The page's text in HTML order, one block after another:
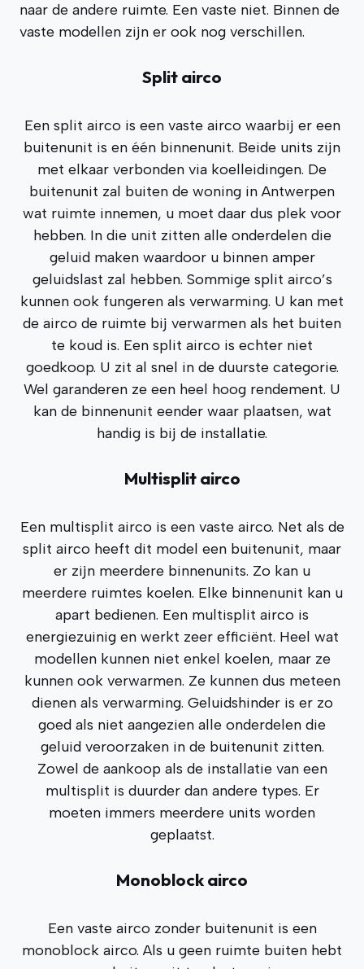
naar de andere ruimte. Een vaste niet. Binnen de
vaste modellen zijn er ook nog verschillen.
Split airco
Een split airco is een vaste airco waarbij er een
buitenunit is en één binnenunit. Beide units zijn
met elkaar verbonden via koelleidingen. De
buitenunit zal buiten de woning in Antwerpen
wat ruimte innemen, u moet daar dus plek voor
hebben. In die unit zitten alle onderdelen die
geluid maken waardoor u binnen amper
geluidslast zal hebben. Sommige split airco’s
kunnen ook fungeren als verwarming. U kan met
de airco de ruimte bij verwarmen als het buiten
te koud is. Een split airco is echter niet
goedkoop. U zit al snel in de duurste categorie.
Wel garanderen ze een heel hoog rendement. U
kan de binnenunit eender waar plaatsen, wat
handig is bij de installatie.
Multisplit airco
Een multisplit airco is een vaste airco. Net als de
split airco heeft dit model een buitenunit, maar
er zijn meerdere binnenunits. Zo kan u
meerdere ruimtes koelen. Elke binnenunit kan u
apart bedienen. Een multisplit airco is
energiezuinig en werkt zeer efficiënt. Heel wat
modellen kunnen niet enkel koelen, maar ze
kunnen ook verwarmen. Ze kunnen dus meteen
dienen als verwarming. Geluidshinder is er zo
goed als niet aangezien alle onderdelen die
geluid veroorzaken in de buitenunit zitten.
Zowel de aankoop als de installatie van een
multisplit is duurder dan andere types. Er
moeten immers meerdere units worden
geplaatst.
Monoblock airco
Een vaste airco zonder buitenunit is een
monoblock airco. Als u geen ruimte buiten hebt